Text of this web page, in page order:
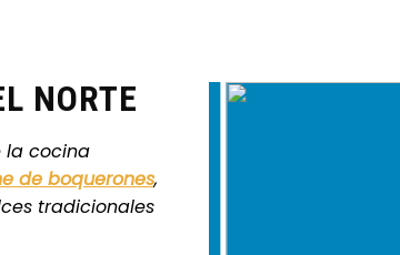
NORTE
la cocina
de boquerones,
tradicionales